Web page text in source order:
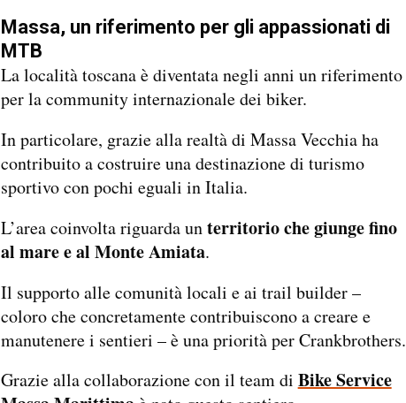
Massa, un riferimento per gli appassionati di
MTB
La località toscana è diventata negli anni un riferimento
per la community internazionale dei biker.
In particolare, grazie alla realtà di Massa Vecchia ha
contribuito a costruire una destinazione di turismo
sportivo con pochi eguali in Italia.
L’area coinvolta riguarda unterritorio che giunge fino
al mare e al Monte Amiata.
Il supporto alle comunità locali e ai trail builder –
coloro che concretamente contribuiscono a creare e
manutenere i sentieri – è una priorità per Crankbrothers.
Grazie alla collaborazione con il team di Bike Service